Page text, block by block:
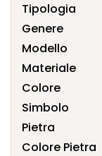
Tipologia
Genere
Modello
Materiale
Colore
Simbolo
Pietra
Colore Pietra